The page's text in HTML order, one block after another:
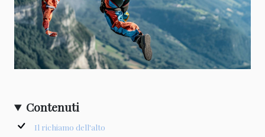
Contenuti
Il richiamo dell'alto